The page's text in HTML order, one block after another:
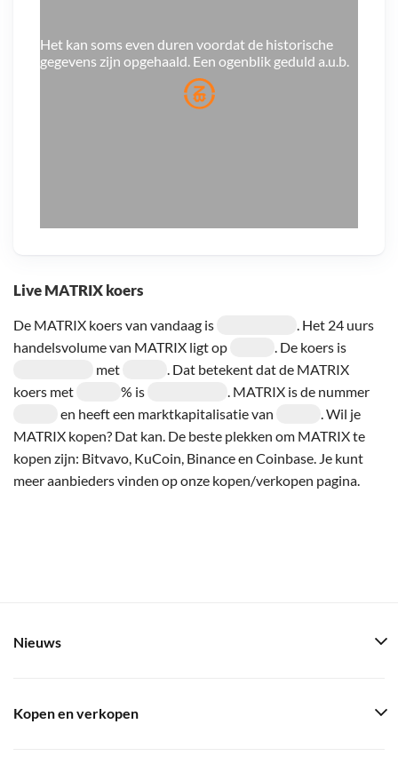
Live MATRIX koers
De MATRIX koers van vandaag is
. Het 24 uurs
handelsvolume van MATRIX ligt op
. De koers is
met
. Dat betekent dat de MATRIX
koers met
% is
. MATRIX is de nummer
en heeft een marktkapitalisatie van
. Wil je
MATRIX kopen? Dat kan. De beste plekken om MATRIX te
kopen zijn: Bitvavo, KuCoin, Binance en Coinbase. Je kunt
meer aanbieders vinden op onze kopen/verkopen pagina.
Het kan soms even duren voordat de historische
gegevens zijn opgehaald. Een ogenblik geduld a.u.b.
Nieuws
Kopen en verkopen